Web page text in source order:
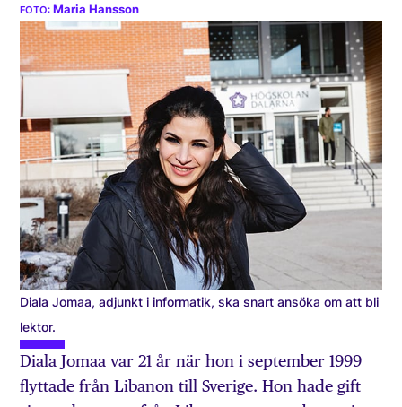
Maria Hansson
Diala Jomaa, adjunkt i informatik, ska snart ansöka om att bli
lektor.
Diala Jomaa var 21 år när hon i september 1999
flyttade från Libanon till Sverige. Hon hade gift